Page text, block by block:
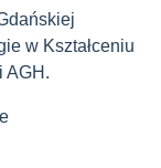
w Kształceniu
AGH.